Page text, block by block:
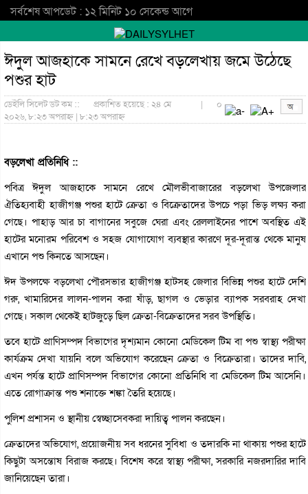
সর্বশেষ আপডেট : ১২ মিনিট ১০ সেকেন্ড আগে
ঈদুল আজহাকে সামনে রেখে বড়লেখায় জমে উঠেছে
পশুর হাট
ডেইলি সিলেট ডট কম ::
প্রকাশিত হয়েছে : ২৪ মে
২০২৬, ৮:২৩ অপরাহ্ন | ৮:২৩ অপরাহ্ন
| ০
বড়লেখা প্রতিনিধি ::
পবিত্র ঈদুল আজহাকে সামনে রেখে মৌলভীবাজারের বড়লেখা উপজেলার
ঐতিহ্যবাহী হাজীগঞ্জ পশুর হাটে ক্রেতা ও বিক্রেতাদের উপচে পড়া ভিড় লক্ষ্য করা
গেছে। পাহাড় আর চা বাগানের সবুজে ঘেরা এবং রেললাইনের পাশে অবস্থিত এই
হাটের মনোরম পরিবেশ ও সহজ যোগাযোগ ব্যবস্থার কারণে দূর-দূরান্ত থেকে মানুষ
এখানে পশু কিনতে আসছেন।
ঈদ উপলক্ষে বড়লেখা পৌরসভার হাজীগঞ্জ হাটসহ জেলার বিভিন্ন পশুর হাটে দেশি
গরু, খামারিদের লালন-পালন করা ষাঁড়, ছাগল ও ভেড়ার ব্যাপক সরবরাহ দেখা
গেছে। সকাল থেকেই হাটজুড়ে ছিল ক্রেতা-বিক্রেতাদের সরব উপস্থিতি।
তবে হাটে প্রাণিসম্পদ বিভাগের দৃশ্যমান কোনো মেডিকেল টিম বা পশু স্বাস্থ্য পরীক্ষা
কার্যক্রম দেখা যায়নি বলে অভিযোগ করেছেন ক্রেতা ও বিক্রেতারা। তাদের দাবি,
এখন পর্যন্ত হাটে প্রাণিসম্পদ বিভাগের কোনো প্রতিনিধি বা মেডিকেল টিম আসেনি।
এতে রোগাক্রান্ত পশু শনাক্তে শঙ্কা তৈরি হয়েছে।
পুলিশ প্রশাসন ও স্থানীয় স্বেচ্ছাসেবকরা দায়িত্ব পালন করছেন।
ক্রেতাদের অভিযোগ, প্রয়োজনীয় সব ধরনের সুবিধা ও তদারকি না থাকায় পশুর হাটে
কিছুটা অসন্তোষ বিরাজ করছে। বিশেষ করে স্বাস্থ্য পরীক্ষা, সরকারি নজরদারির দাবি
জানিয়েছেন তারা।